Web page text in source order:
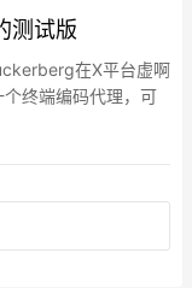
测试版
在X平台虚啊
终端编码代理，可
规划变更、编写代码
1.2驱动，运行多